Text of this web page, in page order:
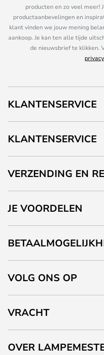
producten en zo veel meer!
productaanbevelingen en
klant vinden we jouw mening
aankoop. Je kan ten alle tijde
de nieuwsbrief te klikken.
KLANTENSERVICE
KLANTENSERVICE
VERZENDING EN
JE VOORDELEN
VOLG ONS OP
VRACHT
OVER